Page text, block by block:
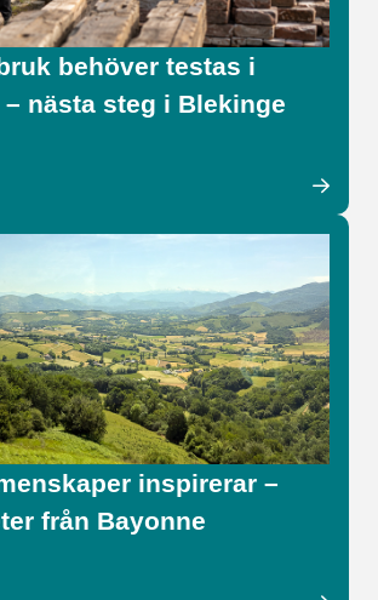
behöver testas i
nästa steg i Blekinge
inspirerar –
från Bayonne